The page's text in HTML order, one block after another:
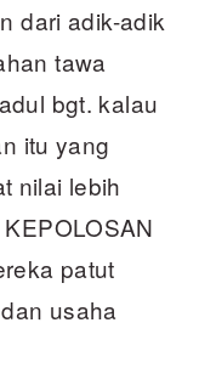
dari adik-adik
tawa
bgt. kalau
itu yang
nilai lebih
patut
usaha